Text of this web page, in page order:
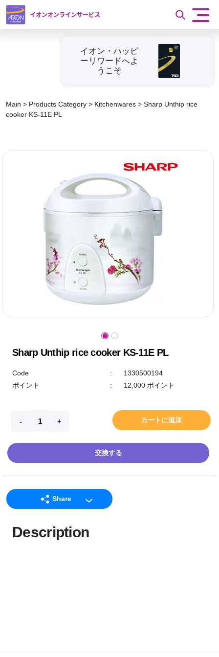
イオンオンラインサービス
イオン・ハッピ
ーリワードへよ
うこそ
Main > Products Category > Kitchenwares > Sharp Unthip rice
cooker KS-11E PL
Sharp Unthip rice cooker KS-11E PL
Code :
1330500194
ポイント
: 12,000 ポイント
カートに追加
交換する
Share
Facebook
Description